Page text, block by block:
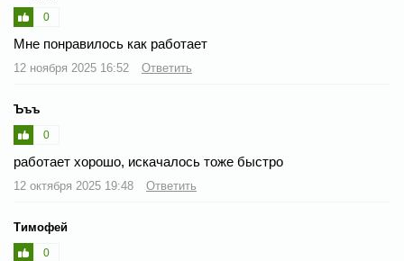
0
Мне понравилось как работает
12 ноября 2025 16:52 Ответить
Ъъъ
0
работает хорошо, искачалось тоже быстро
12 октября 2025 19:48 Ответить
Тимофей
0